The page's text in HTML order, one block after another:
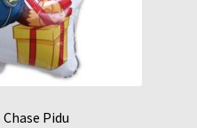
Pidu